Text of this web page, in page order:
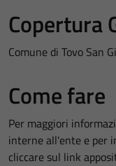
Copertura
Comune di Tovo San
Come fare
Per maggiori
interne all'ente e per
cliccare sul link